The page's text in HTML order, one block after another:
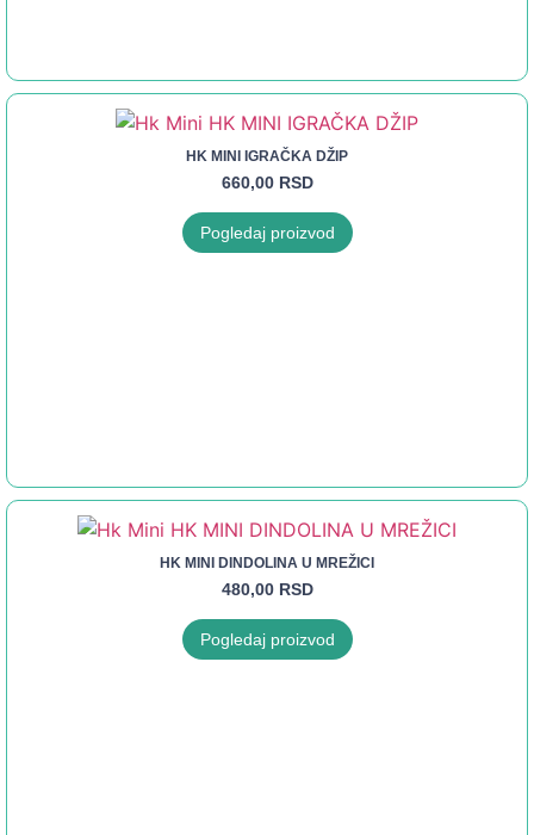
HK MINI IGRAČKA DŽIP
660,00 RSD
Pogledaj proizvod
HK MINI DINDOLINA U MREŽICI
480,00 RSD
Pogledaj proizvod